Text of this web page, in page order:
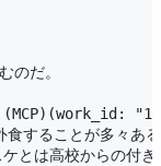
のだ。
することが多々あ
とは高校からの付き